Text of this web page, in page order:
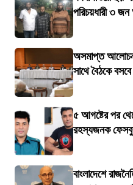
পরিচয়ধারী ৩
অসমাপ্ত
সাথে বৈঠকে
৫ আগষ্টের পর
রহস্যজনক
বাংলাদেশে